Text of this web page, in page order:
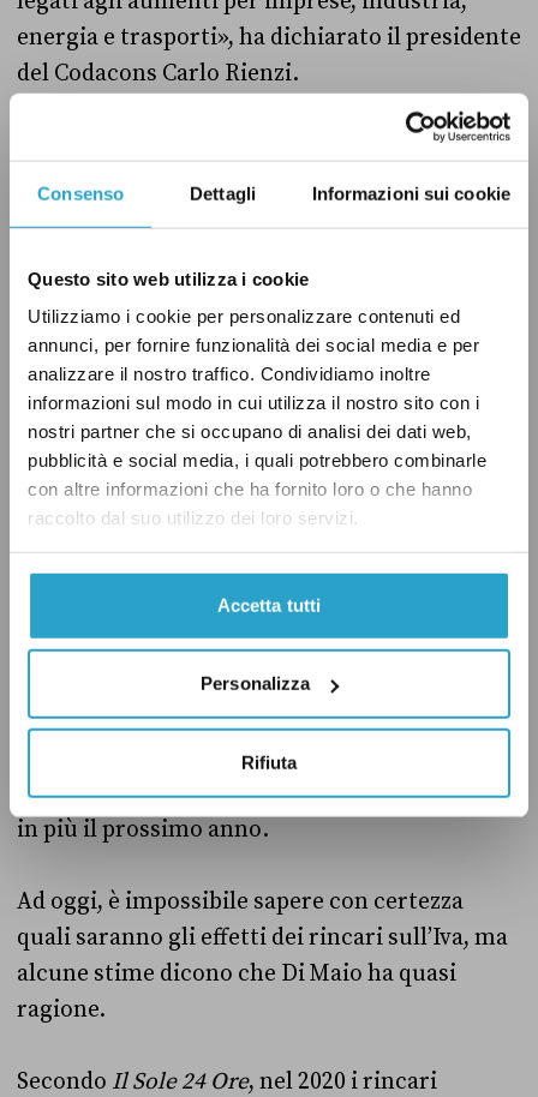
Consenso Dettagli Informazioni sui cookie
Questo sito web utilizza i cookie
Utilizziamo i cookie per personalizzare contenuti ed
annunci, per fornire funzionalità dei social media e per
analizzare il nostro traffico. Condividiamo inoltre
informazioni sul modo in cui utilizza il nostro sito con i
nostri partner che si occupano di analisi dei dati web,
pubblicità e social media, i quali potrebbero combinarle
con altre informazioni che ha fornito loro o che hanno
raccolto dal suo utilizzo dei loro servizi.
Accetta tutti
Personalizza
Rifiuta
energia e trasporti», ha dichiarato il presidente
del Codacons Carlo Rienzi.
Questa stima (oltre il doppio di quella fatta da
Il Sole 24 Ore
) è riferita però al 2021, quando
invariato.
Una stima meno pessimistica proviene
dall’Ufficio studi di Confcommercio, secondo
cui l’aumento di spesa – se entreranno in
vigore tutte le clausole di salvaguardia
previste dalla legge di Bilancio per il 2019 –
“soli” 382 euro se si considera solo il 2020.
Il verdetto
Il capo politico del M5s Di Maio ha detto che se
non si evita l’aumento dell’Iva previsto per il
2020, ogni famiglia rischia di pagare 600 euro
in più il prossimo anno.
Ad oggi, è impossibile sapere con certezza
quali saranno gli effetti dei rincari sull’Iva, ma
alcune stime dicono che Di Maio ha quasi
ragione.
Secondo Il Sole 24 Ore, nel 2020 i rincari